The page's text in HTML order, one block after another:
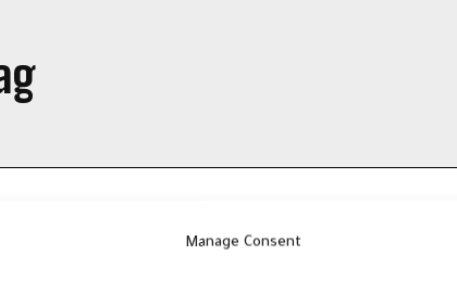
Manage Consent